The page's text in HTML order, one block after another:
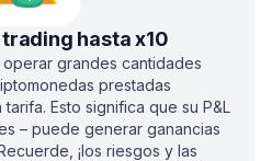
hasta x10
grandes cantidades
prestadas
Esto significa que su P&L
– puede generar ganancias
¡los riesgos y las